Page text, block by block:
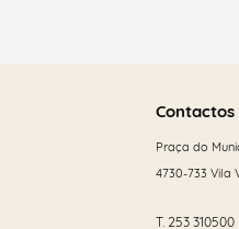
Contactos
Praça do
4730-733 Vila
T. 253 310500